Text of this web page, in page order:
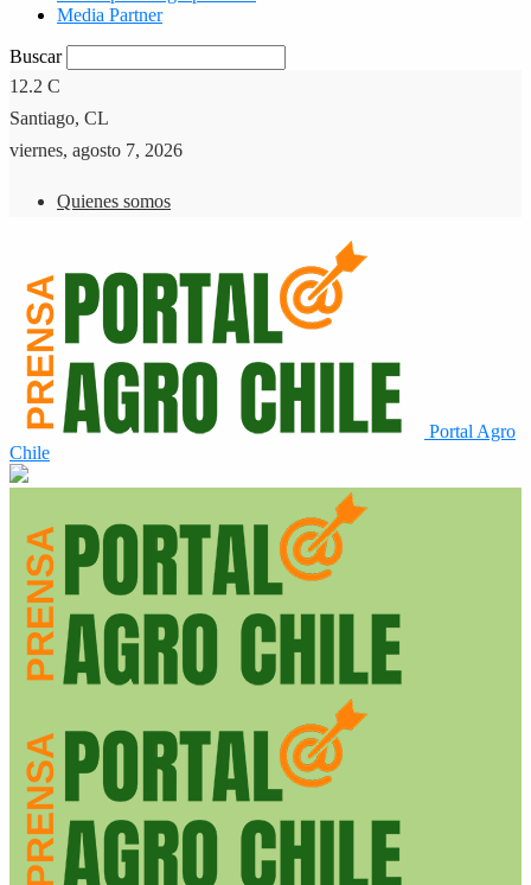
Media Partner
Buscar
12.2 C
Santiago, CL
viernes, agosto 7, 2026
Quienes somos
Portal Agro
Chile